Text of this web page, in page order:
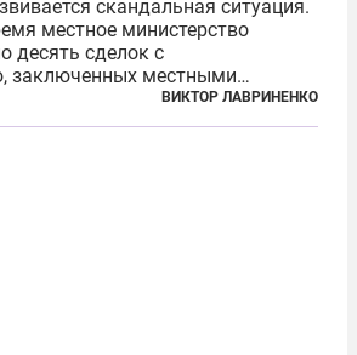
скандальная ситуация.
местное министерство
десять сделок с
заключенных местными
капиталом. Чиновники
могли заключаться с целью
ВИКТОР ЛАВРИНЕНКО